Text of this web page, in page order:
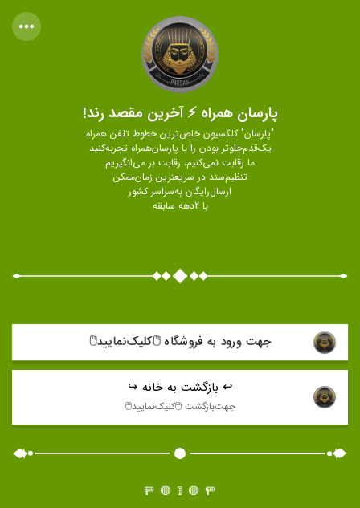
پارسان همراه ⚡ آخرین مقصد رند!
"پارسان" کلکسیون خاص‌ترین خطوط تلفن همراه
یک‌قدم‌جلوتر بودن را با پارسان‌همراه تجربه‌کنید
ما رقابت نمی‌کنیم، رقابت بر می‌انگیزیم
تنظیم‌سند در سریعترین زمان‌ممکن
ارسال‌رایگان به‌سراسر کشور
با 2دهه سابقه
جهت ورود به فروشگاه 🖱️كليک‌نماييد🖱️
↩️ بازگشت به خانه ↪️
جهت‌بازگشت 🖱️كليک‌نماييد🖱️
🚥 🛑 🚦 🛑 🚥